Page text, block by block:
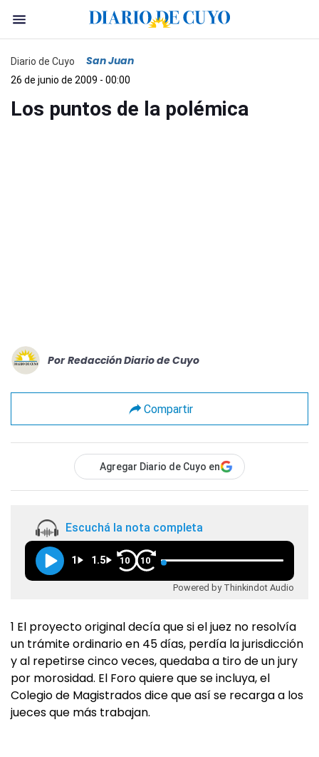
Diario de Cuyo San Juan
26 de junio de 2009 - 00:00
Los puntos de la polémica
Por Redacción Diario de Cuyo
Compartir
Agregar Diario de Cuyo en
Escuchá la nota completa
1 1.5 10 10
Powered by Thinkindot Audio
1 El proyecto original decía que si el juez no resolvía
un trámite ordinario en 45 días, perdía la jurisdicción
y al repetirse cinco veces, quedaba a tiro de un jury
por morosidad. El Foro quiere que se incluya, el
Colegio de Magistrados dice que así se recarga a los
jueces que más trabajan.